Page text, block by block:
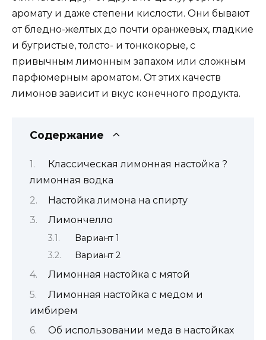
аромату и даже степени кислости. Они бывают
от бледно-желтых до почти оранжевых, гладкие
и бугристые, толсто- и тонкокорые, с
привычным лимонным запахом или сложным
парфюмерным ароматом. От этих качеств
лимонов зависит и вкус конечного продукта.
Содержание
Классическая лимонная настойка ?
лимонная водка
Настойка лимона на спирту
Лимончелло
Вариант 1
Вариант 2
Лимонная настойка с мятой
Лимонная настойка с медом и
имбирем
Об использовании меда в настойках